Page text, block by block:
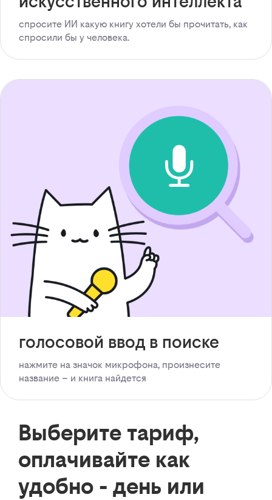
спросите ИИ какую книгу хотели бы прочитать, как
спросили бы у человека.
голосовой ввод в поиске
нажмите на значок микрофона, произнесите
название – и книга найдется
Выберите тариф,
оплачивайте как
удобно - день или